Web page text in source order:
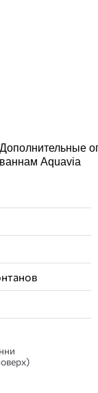
Дополнительные
ваннам Aquavia